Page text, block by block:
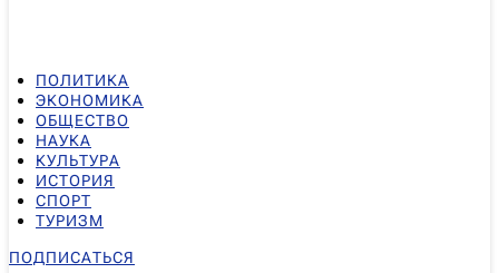
ПОЛИТИКА
ЭКОНОМИКА
ОБЩЕСТВО
НАУКА
КУЛЬТУРА
ИСТОРИЯ
СПОРТ
ТУРИЗМ
ПОДПИСАТЬСЯ